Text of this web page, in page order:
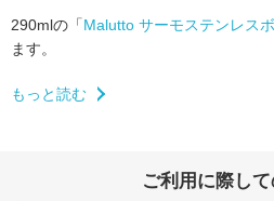
290mlの「Malutto サーモステンレス
ます。
もっと読む
ご利用に際し